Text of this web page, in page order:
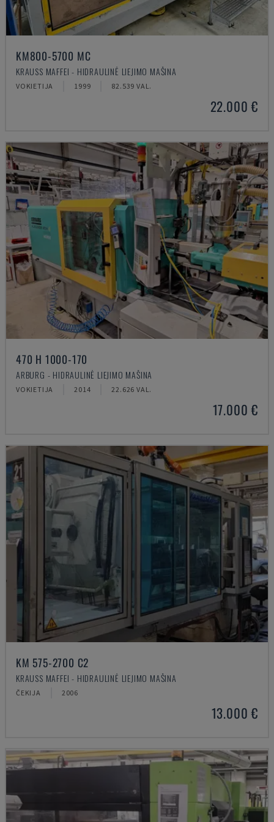
KM800-5700 MC
KRAUSS MAFFEI - HIDRAULINĖ LIEJIMO MAŠINA
VOKIETIJA 1999 82.539 VAL.
22.000 €
470 H 1000-170
ARBURG - HIDRAULINĖ LIEJIMO MAŠINA
VOKIETIJA 2014 22.626 VAL.
17.000 €
KM 575-2700 C2
KRAUSS MAFFEI - HIDRAULINĖ LIEJIMO MAŠINA
ČEKIJA 2006
13.000 €